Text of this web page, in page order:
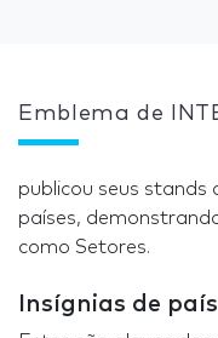
Emblema de
publicou seus stands
países,
como Setores.
Insígnias de país